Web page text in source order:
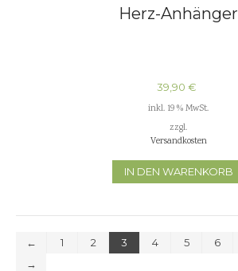
Herz-Anhänger
39,90 €
inkl. 19 % MwSt.
zzgl.
Versandkosten
IN DEN WARENKORB
← 1 2 3 4 5 6
→